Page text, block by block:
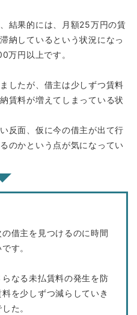
結果的には、月額25万円の賃
納しているという状況になっ
万円以上です。
したが、借主は少しずつ賃料
賃料が増えてしまっている状
反面、仮に今の借主が出て行
のかという点が気になってい
借主を見つけるのに時間
す。
なる未払賃料の発生を防
を少しずつ減らしていき
た。